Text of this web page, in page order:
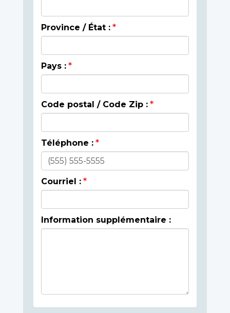
Province / État :
Pays :
Code postal / Code Zip :
Téléphone :
Courriel :
Information supplémentaire :